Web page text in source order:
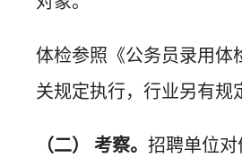
体检参照《公务员录用体
关规定执行，行业另有规
（二） 考察。 招聘单位